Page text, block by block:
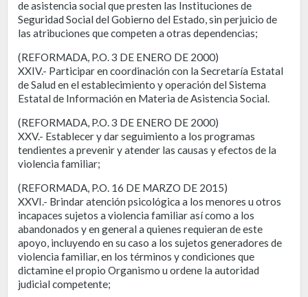
de asistencia social que presten las Instituciones de
Seguridad Social del Gobierno del Estado, sin perjuicio de
las atribuciones que competen a otras dependencias;
(REFORMADA, P.O. 3 DE ENERO DE 2000)
XXIV.- Participar en coordinación con la Secretaría Estatal
de Salud en el establecimiento y operación del Sistema
Estatal de Información en Materia de Asistencia Social.
(REFORMADA, P.O. 3 DE ENERO DE 2000)
XXV.- Establecer y dar seguimiento a los programas
tendientes a prevenir y atender las causas y efectos de la
violencia familiar;
(REFORMADA, P.O. 16 DE MARZO DE 2015)
XXVI.- Brindar atención psicológica a los menores u otros
incapaces sujetos a violencia familiar así como a los
abandonados y en general a quienes requieran de este
apoyo, incluyendo en su caso a los sujetos generadores de
violencia familiar, en los términos y condiciones que
dictamine el propio Organismo u ordene la autoridad
judicial competente;